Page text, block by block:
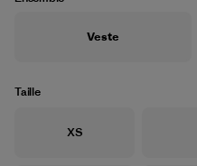
Veste
Taille
Taille
XS